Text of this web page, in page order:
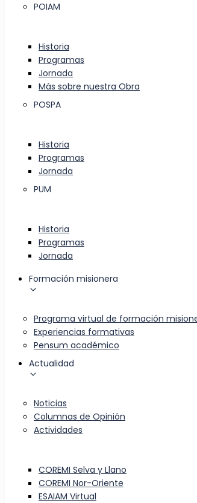
POIAM
Historia
Programas
Jornada
Más sobre nuestra Obra
POSPA
Historia
Programas
Jornada
PUM
Historia
Programas
Jornada
Formación misionera
Programa virtual de formación
Experiencias formativas
Pensum académico
Actualidad
Noticias
Columnas de Opinión
Actividades
COREMI Selva y Llano
COREMI Nor-Oriente
ESAIAM Virtual